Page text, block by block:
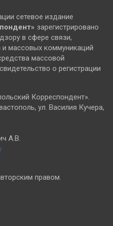
сетевое издание
зарегистрировано
в сфере связи,
массовых коммуникаций
массовой
о регистрации
Корреспондент».
ул. Василия Кучера,
А.В.
правом.